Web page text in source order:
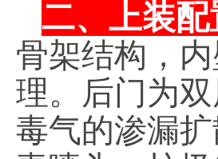
二、上装配
骨架结构，
理。后门为
毒气的渗漏